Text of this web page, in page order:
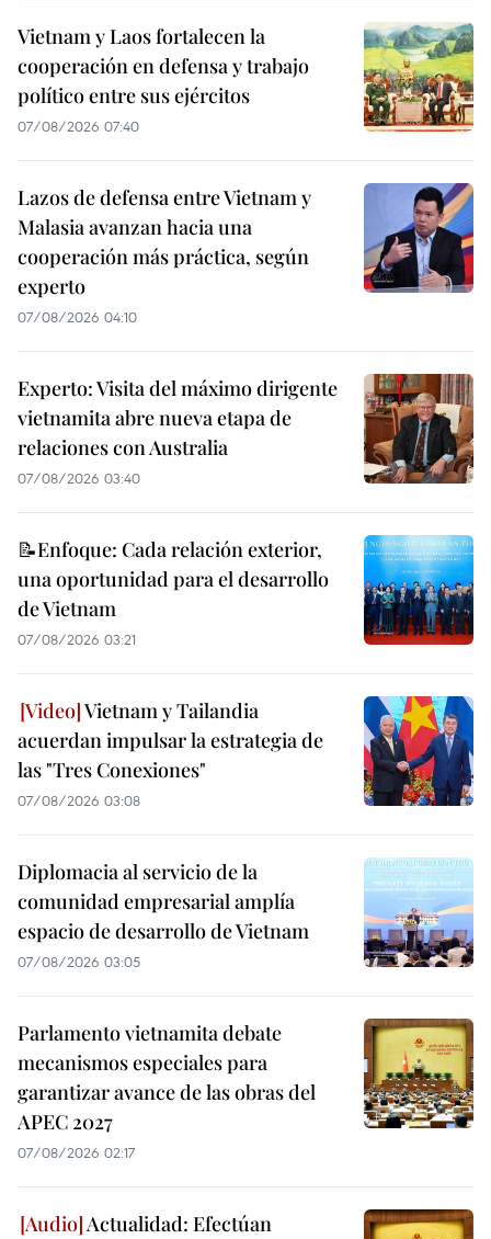
Vietnam y Laos fortalecen la
cooperación en defensa y trabajo
político entre sus ejércitos
07/08/2026 07:40
Lazos de defensa entre Vietnam y
Malasia avanzan hacia una
cooperación más práctica, según
experto
07/08/2026 04:10
Experto: Visita del máximo dirigente
vietnamita abre nueva etapa de
relaciones con Australia
07/08/2026 03:40
📝Enfoque: Cada relación exterior,
una oportunidad para el desarrollo
de Vietnam
07/08/2026 03:21
Vietnam y Tailandia
acuerdan impulsar la estrategia de
las "Tres Conexiones"
07/08/2026 03:08
Diplomacia al servicio de la
comunidad empresarial amplía
espacio de desarrollo de Vietnam
07/08/2026 03:05
Parlamento vietnamita debate
mecanismos especiales para
garantizar avance de las obras del
APEC 2027
07/08/2026 02:17
Actualidad: Efectúan